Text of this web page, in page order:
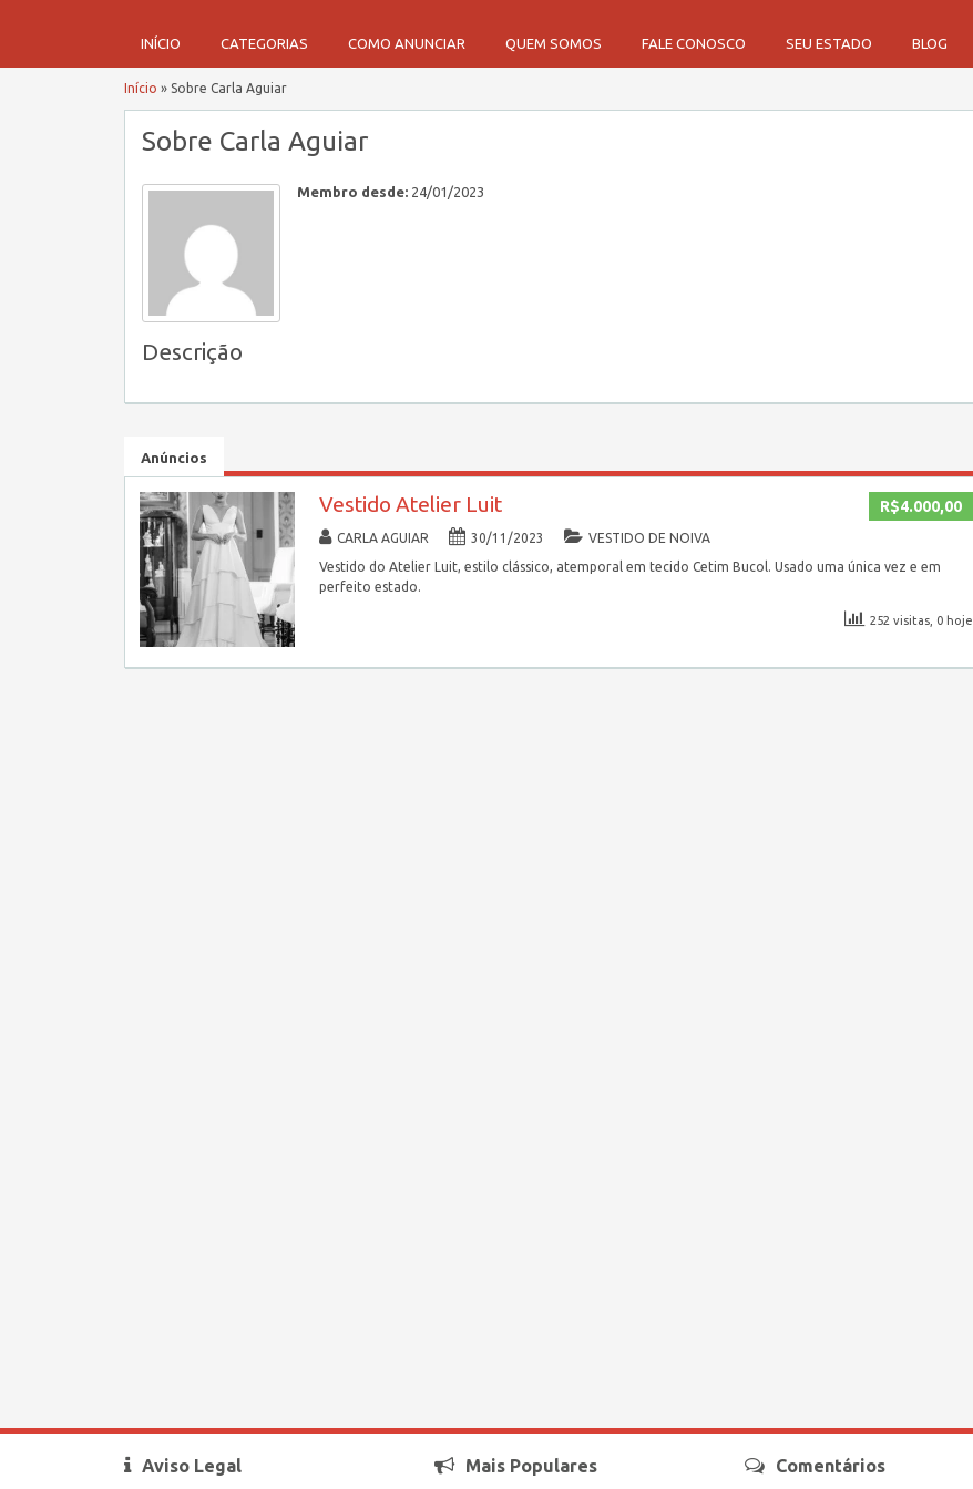
INÍCIO CATEGORIAS COMO ANUNCIAR QUEM SOMOS FALE CONOSCO SEU ESTADO BLOG
Início » Sobre Carla Aguiar
Sobre Carla Aguiar
Membro desde: 24/01/2023
Descrição
Anúncios
R$4.000,00
Vestido Atelier Luit
CARLA AGUIAR 30/11/2023
VESTIDO DE NOIVA
Vestido do Atelier Luit, estilo clássico, atemporal em tecido Cetim Bucol. Usado uma única vez e em
perfeito estado.
252 visitas, 0 hoje
Aviso Legal Mais Populares Comentários